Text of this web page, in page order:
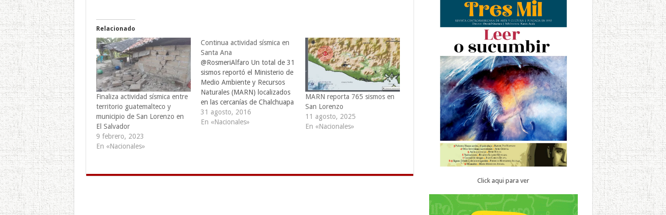
Relacionado
Finaliza actividad sísmica entre
territorio guatemalteco y
municipio de San Lorenzo en
El Salvador
9 febrero, 2023
En «Nacionales»
Continua actividad sísmica en
Santa Ana
@RosmeriAlfaro Un total de 31
sismos reportó el Ministerio de
Medio Ambiente y Recursos
Naturales (MARN) localizados
en las cercanías de Chalchuapa
y Candelaria de La Frontera,
Santa Ana; y San Lorenzo, en
31 agosto, 2016
En «Nacionales»
MARN reporta 765 sismos en
San Lorenzo
11 agosto, 2025
En «Nacionales»
Click aqui para ver